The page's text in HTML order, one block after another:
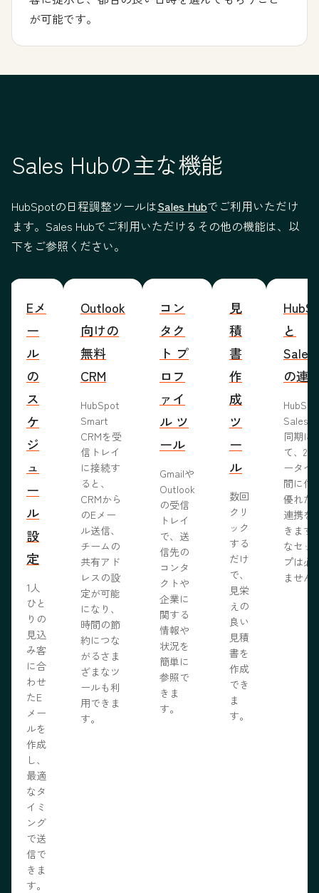
が可能です。
Sales Hubの主な機能
HubSpotの日程調整ツールはSales Hubでご利用いただけ
ます。Sales Hubでご利用いただけるその他の機能は、以
下をご参照ください。
Eメ
ー
ル
の
ス
ケ
ジ
ュ
ー
ル
設
定
1人
ひと
りの
見込
み客
に合
わせ
たE
メー
ルを
作成
し、
最適
なタ
イミ
ング
で送
信で
きま
す。
Outlook
向けの
無料
CRM
HubSpot
Smart
CRMを受
信トレイ
に接続す
ると、
CRMから
のEメー
ル送信、
チームの
共有アド
レスの設
定が可能
になり、
時間の節
約につな
がるさま
ざまなツ
ールも利
用できま
す。
コン
タク
ト プ
ロフ
ァイ
ル ツ
ール
Gmailや
Outlook
の受信
トレイ
で、送
信先の
コンタ
クトや
企業に
関する
情報や
状況を
簡単に
参照で
きま
す。
見
積
書
作
成
ツ
ー
ル
数回
クリ
ック
する
だけ
で、
見栄
えの
良い
見積
書を
作成
でき
ま
す。
と
の連
同期に
て、2
ータベ
間に信
優れた
連携を
きます
なセッ
プは必
ません